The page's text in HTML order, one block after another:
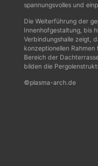
spannungsvolles und
Die Weiterführung der
Innenhofgestaltung, bis
Verbindungshalle zeigt,
konzeptionellen
Bereich der
bilden die
©plasma-arch.de